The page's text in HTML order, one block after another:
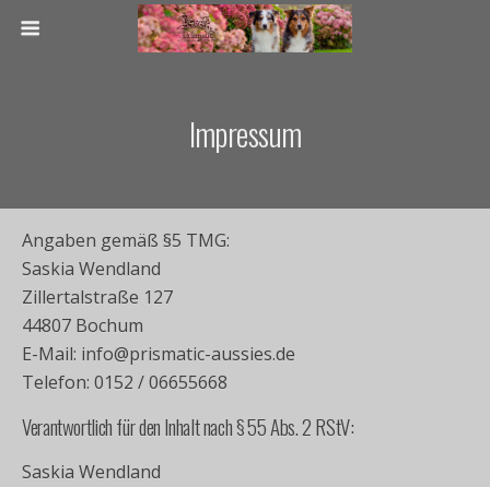
Impressum
Angaben gemäß §5 TMG:
Saskia Wendland
Zillertalstraße 127
44807 Bochum
E-Mail: info@prismatic-aussies.de
Telefon: 0152 / 06655668
Verantwortlich für den Inhalt nach § 55 Abs. 2 RStV:
Saskia Wendland